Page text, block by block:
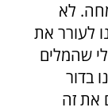
לא
לעורר את
שהמלים
בדור
את זה